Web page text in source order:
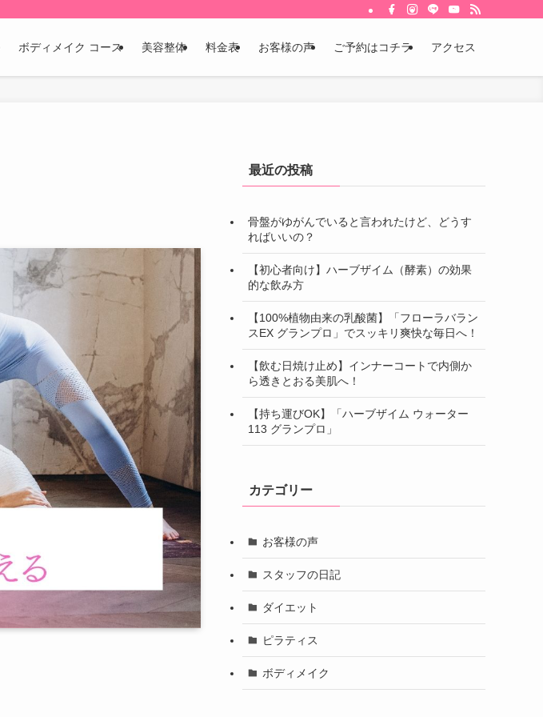
ボディメイク コース 美容整体 料金表 お客様の声 ご予約はコチラ アクセス
最近の投稿
骨盤がゆがんでいると言われたけど、どうす
ればいいの？
【初心者向け】ハーブザイム（酵素）の効果
的な飲み方
【100%植物由来の乳酸菌】「フローラバラン
スEX グランプロ」でスッキリ爽快な毎日へ！
【飲む日焼け止め】インナーコートで内側か
ら透きとおる美肌へ！
【持ち運びOK】「ハーブザイム ウォーター
113 グランプロ」
カテゴリー
お客様の声
スタッフの日記
ダイエット
ピラティス
ボディメイク